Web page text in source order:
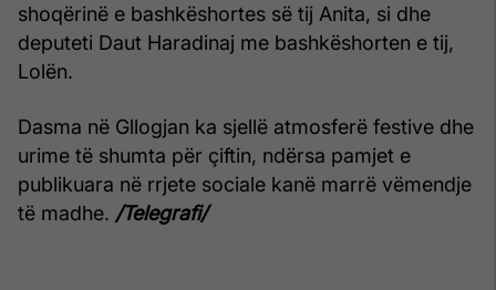
shoqërinë e bashkëshortes së tij Anita, si dhe
deputeti Daut Haradinaj me bashkëshorten e tij,
Lolën.
Dasma në Gllogjan ka sjellë atmosferë festive dhe
urime të shumta për çiftin, ndërsa pamjet e
publikuara në rrjete sociale kanë marrë vëmendje
të madhe. /Telegrafi/